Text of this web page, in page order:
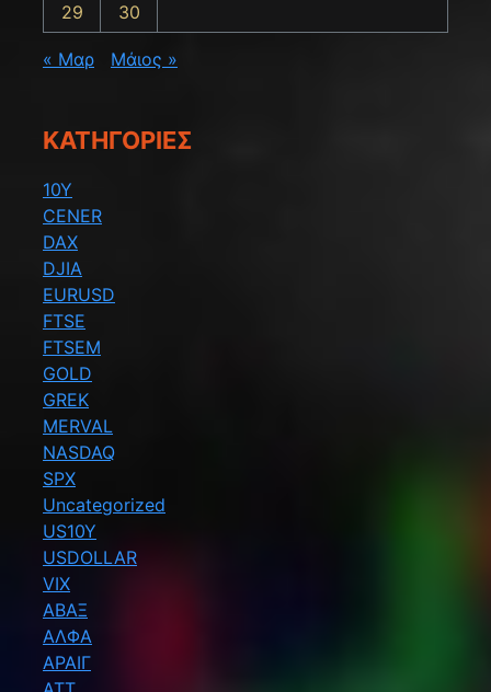
29
30
« Μαρ Μάιος »
KΑΤΗΓΟΡΊΕΣ
10Y
CENER
DAX
DJIA
EURUSD
FTSE
FTSEM
GOLD
GREK
MERVAL
NASDAQ
SPX
Uncategorized
US10Y
USDOLLAR
VIX
ΑΒΑΞ
ΑΛΦΑ
ΑΡΑΙΓ